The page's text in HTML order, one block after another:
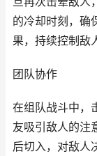
的冷却时刻，确
果，持续控制敌
团队协作
在组队战斗中，
友吸引敌人的注
后切入，对敌人